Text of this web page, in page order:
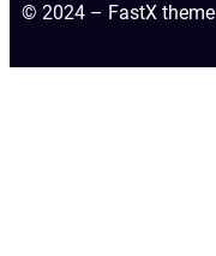
© 2024 – FastX theme